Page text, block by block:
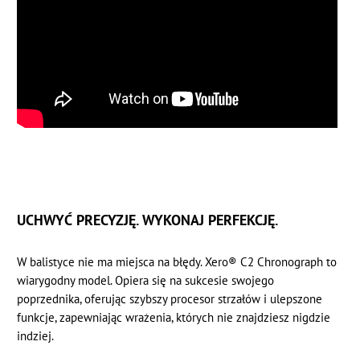
UCHWYĆ PRECYZJĘ. WYKONAJ PERFEKCJĘ.
W balistyce nie ma miejsca na błędy. Xero® C2 Chronograph to
wiarygodny model. Opiera się na sukcesie swojego
poprzednika, oferując szybszy procesor strzałów i ulepszone
funkcje, zapewniając wrażenia, których nie znajdziesz nigdzie
indziej.